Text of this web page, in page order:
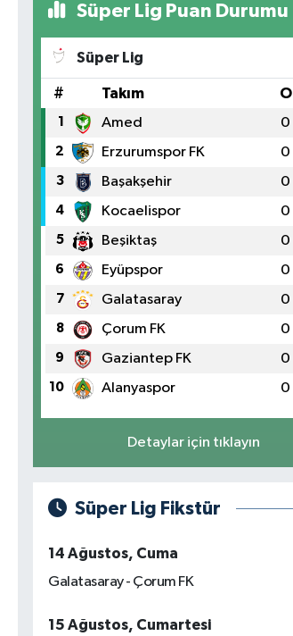
Süper Lig Puan Durumu
Süper Lig
# Takım O
1 Amed 0
2 Erzurumspor FK 0
3 Başakşehir 0
4 Kocaelispor 0
5 Beşiktaş 0
6 Eyüpspor 0
7 Galatasaray 0
8 Çorum FK 0
9 Gaziantep FK 0
10 Alanyaspor 0
Detaylar için tıklayın
Süper Lig Fikstür
14 Ağustos, Cuma
Galatasaray - Çorum FK
15 Ağustos, Cumartesi